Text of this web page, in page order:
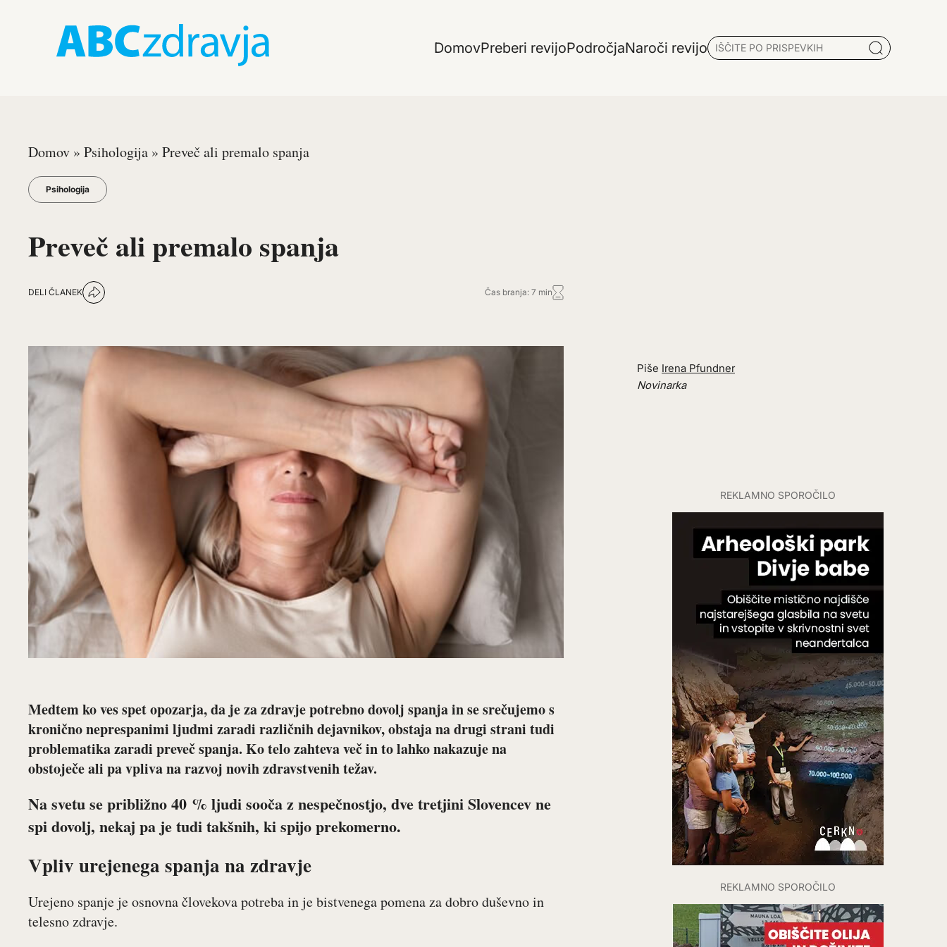
DomovPreberi revijoPodročjaNaroči revijo
Domov » Psihologija » Preveč ali premalo spanja
Psihologija
Preveč ali premalo spanja
DELI ČLANEK Čas branja: 7 min
Medtem ko ves spet opozarja, da je za zdravje potrebno dovolj spanja in se srečujemo s
kronično neprespanimi ljudmi zaradi različnih dejavnikov, obstaja na drugi strani tudi
problematika zaradi preveč spanja. Ko telo zahteva več in to lahko nakazuje na
obstoječe ali pa vpliva na razvoj novih zdravstvenih težav.
Na svetu se približno 40 % ljudi sooča z nespečnostjo, dve tretjini Slovencev ne
spi dovolj, nekaj pa je tudi takšnih, ki spijo prekomerno.
Vpliv urejenega spanja na zdravje
Urejeno spanje je osnovna človekova potreba in je bistvenega pomena za dobro duševno in
telesno zdravje.
Piše Irena Pfundner
Novinarka
REKLAMNO SPOROČILO
REKLAMNO SPOROČILO